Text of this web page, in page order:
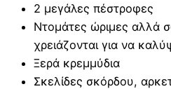
2 μεγάλες πέστροφες
Ντομάτες ώριμες αλλά
χρειάζονται για να
Ξερά κρεμμύδια
Σκελίδες σκόρδου,